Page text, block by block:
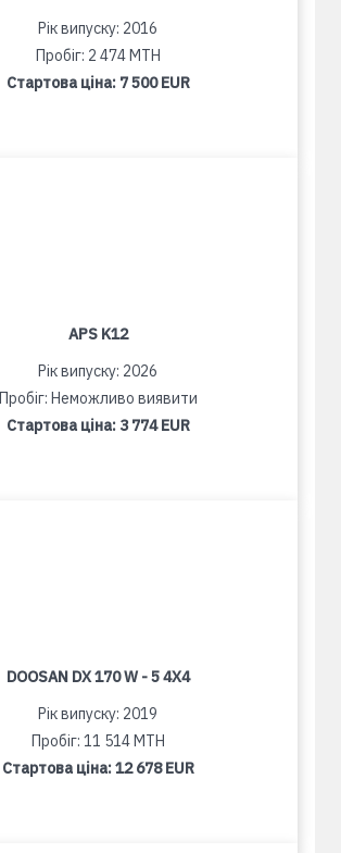
Рік випуску: 2016
Пробіг: 2 474 MTH
Стартова ціна: 7 500 EUR
APS K12
Рік випуску: 2026
Пробіг: Неможливо виявити
Стартова ціна: 3 774 EUR
DOOSAN DX 170 W - 5 4X4
Рік випуску: 2019
Пробіг: 11 514 MTH
Стартова ціна:12 678 EUR